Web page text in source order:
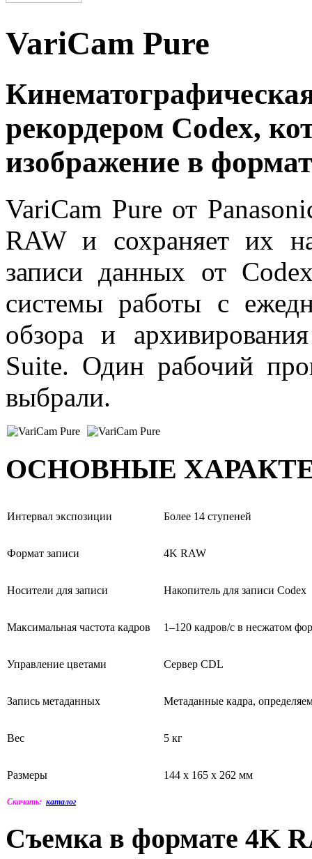
VariCam Pure
рекордером Codex,
изображение в
VariCam Pure от
RAW и сохраняет их
записи данных от
системы работы с
обзора и
Suite. Один рабочий
выбрали.
ОСНОВНЫЕ
Интервал экспозиции Более 14 ступеней
Формат записи 4K RAW
Носители для записи Накопитель для записи Codex
Максимальная частота кадров 1–120 кадров/с в несжатом
Управление цветами Сервер CDL
Запись метаданных Метаданные кадра,
Вес 5 кг
Размеры 144 x 165 x 262 мм
Скачать: каталог
Съемка в формате 4K